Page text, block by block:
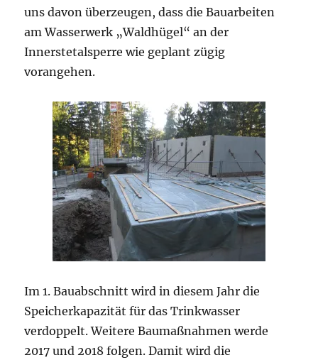
uns davon überzeugen, dass die Bauarbeiten
am Wasserwerk „Waldhügel“ an der
Innerstetalsperre wie geplant zügig
vorangehen.
Im 1. Bauabschnitt wird in diesem Jahr die
Speicherkapazität für das Trinkwasser
verdoppelt. Weitere Baumaßnahmen werde
2017 und 2018 folgen. Damit wird die